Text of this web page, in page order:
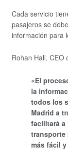
Cada servicio
pasajeros se
información para
Rohan Hall, CEO
«El
la
todos los
Madrid a
facilitará a
transporte
más fácil